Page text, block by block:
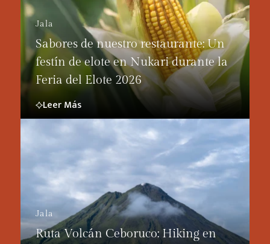
Jala
Sabores de nuestro restaurante: Un
festín de elote en Nukari durante la
Feria del Elote 2026
Leer Más
Jala
Ruta Volcán Ceboruco: Hiking en